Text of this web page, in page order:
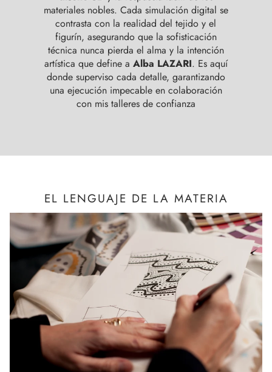
materiales nobles. Cada simulación digital se
contrasta con la realidad del tejido y el
figurín, asegurando que la sofisticación
técnica nunca pierda el alma y la intención
artística que define a Alba LAZARI. Es aquí
donde superviso cada detalle, garantizando
una ejecución impecable en colaboración
con mis talleres de confianza
EL LENGUAJE DE LA MATERIA